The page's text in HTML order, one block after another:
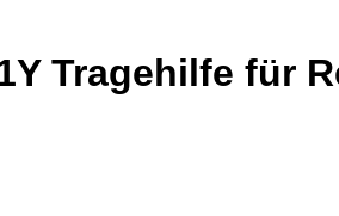
Tragehilfe für